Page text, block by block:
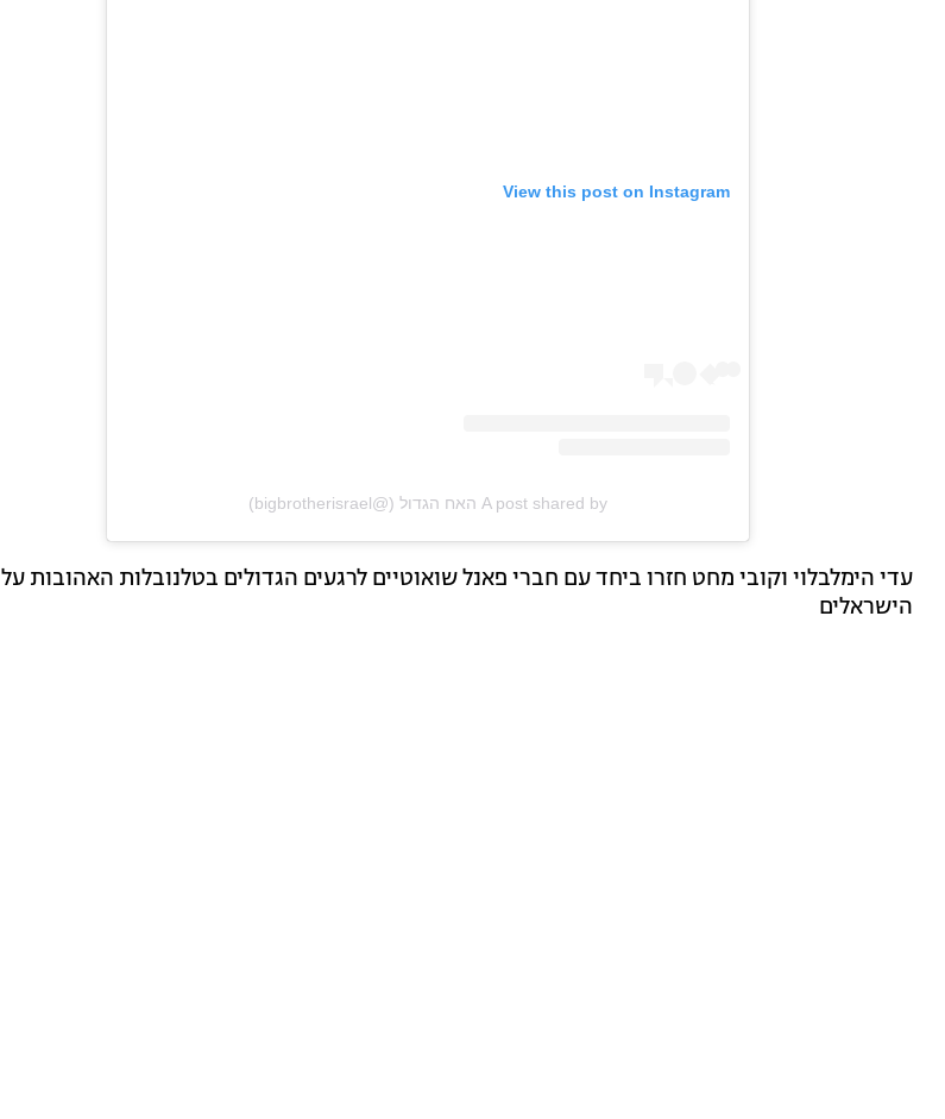
View this post on Instagram
A post shared by האח הגדול (@bigbrotherisrael)
עדי הימלבלוי וקובי מחט חזרו ביחד עם חברי פאנל שואוטיים לרגעים הגדולים בטלנובלות האהובות על
הישראלים